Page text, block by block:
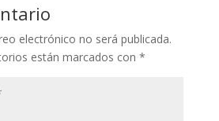
electrónico no será publicada.
están marcados con *